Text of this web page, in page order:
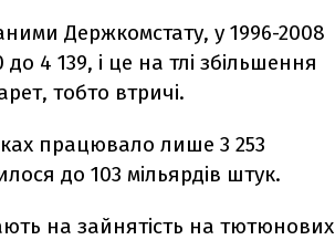
Держкомстату, у 1996-2008
4 139, і це на тлі збільшення
тобто втричі.
працювало лише 3 253
до 103 мільярдів штук.
на зайнятість на тютюнових